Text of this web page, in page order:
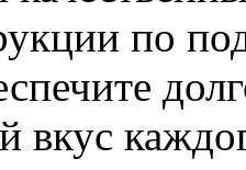
по
вкус